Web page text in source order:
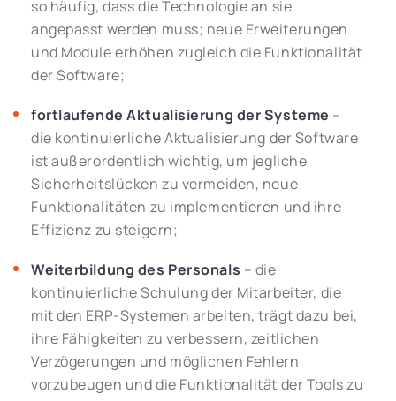
so häufig, dass die Technologie an sie
angepasst werden muss; neue Erweiterungen
und Module erhöhen zugleich die Funktionalität
der Software;
fortlaufende Aktualisierung der Systeme –
die kontinuierliche Aktualisierung der Software
ist außerordentlich wichtig, um jegliche
Sicherheitslücken zu vermeiden, neue
Funktionalitäten zu implementieren und ihre
Effizienz zu steigern;
Weiterbildung des Personals – die
kontinuierliche Schulung der Mitarbeiter, die
mit den ERP-Systemen arbeiten, trägt dazu bei,
ihre Fähigkeiten zu verbessern, zeitlichen
Verzögerungen und möglichen Fehlern
vorzubeugen und die Funktionalität der Tools zu